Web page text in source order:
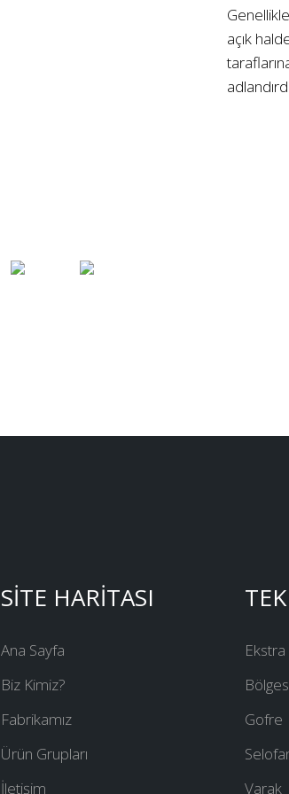
açık
SİTE HARİTASI
Ana Sayfa
Biz Kimiz?
Fabrikamız
Ürün Grupları
İletişim
Gofre
Varak